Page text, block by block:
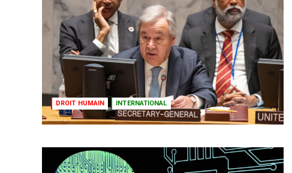
DROIT HUMAIN INTERNATIONAL